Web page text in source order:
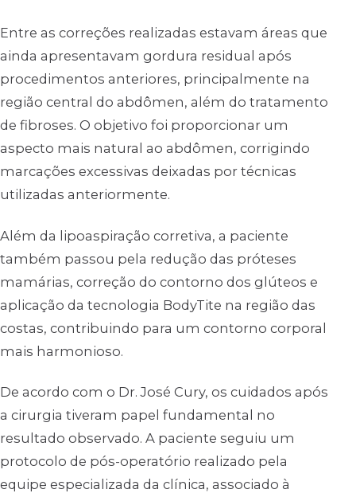
Entre as correções realizadas estavam áreas que
ainda apresentavam gordura residual após
procedimentos anteriores, principalmente na
região central do abdômen, além do tratamento
de fibroses. O objetivo foi proporcionar um
aspecto mais natural ao abdômen, corrigindo
marcações excessivas deixadas por técnicas
utilizadas anteriormente.
Além da lipoaspiração corretiva, a paciente
também passou pela redução das próteses
mamárias, correção do contorno dos glúteos e
aplicação da tecnologia BodyTite na região das
costas, contribuindo para um contorno corporal
mais harmonioso.
De acordo com o Dr. José Cury, os cuidados após
a cirurgia tiveram papel fundamental no
resultado observado. A paciente seguiu um
protocolo de pós-operatório realizado pela
equipe especializada da clínica, associado à